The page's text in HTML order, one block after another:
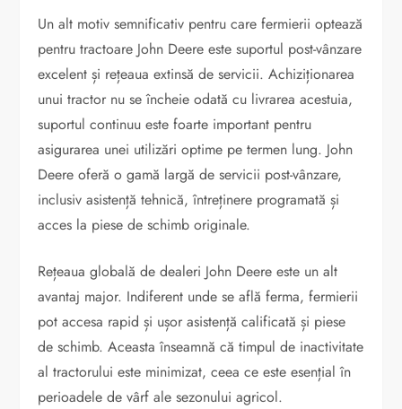
Un alt motiv semnificativ pentru care fermierii optează
pentru tractoare John Deere este suportul post-vânzare
excelent și rețeaua extinsă de servicii. Achiziționarea
unui tractor nu se încheie odată cu livrarea acestuia,
suportul continuu este foarte important pentru
asigurarea unei utilizări optime pe termen lung. John
Deere oferă o gamă largă de servicii post-vânzare,
inclusiv asistență tehnică, întreținere programată și
acces la piese de schimb originale.
Rețeaua globală de dealeri John Deere este un alt
avantaj major. Indiferent unde se află ferma, fermierii
pot accesa rapid și ușor asistență calificată și piese
de schimb. Aceasta înseamnă că timpul de inactivitate
al tractorului este minimizat, ceea ce este esențial în
perioadele de vârf ale sezonului agricol.